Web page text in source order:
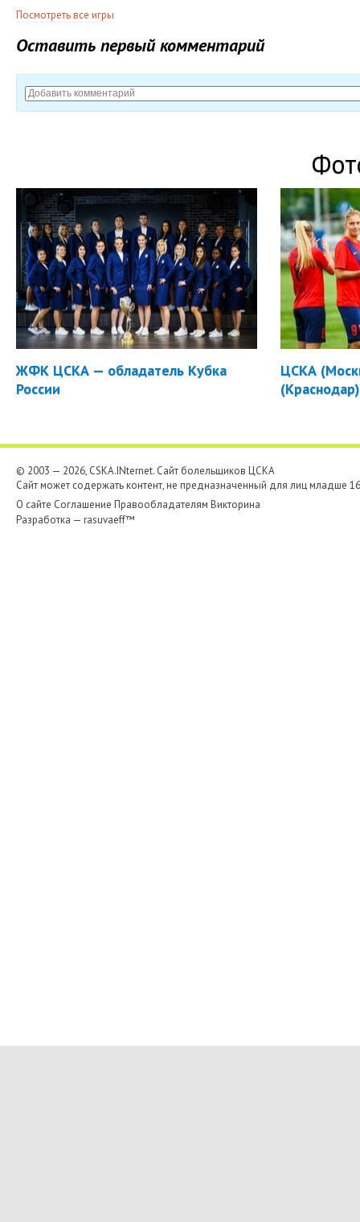
Посмотреть все игры
Оставить первый комментарий
ЖФК ЦСКА — обладатель Кубка
России
ЦСКА
© 2003 — 2026, CSKA.INternet. Cайт болельщиков ЦСКА
Сайт может содержать контент, не предназначенный для лиц младше
О сайте Соглашение Правообладателям Викторина
Разработка — rasuvaeff™